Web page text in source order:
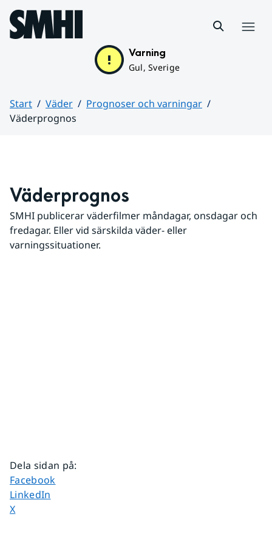
Hoppa till sidans innehåll
Varning
Gul, Sverige
Start Väder
Prognoser och varningar
Väderprognos
Väderprognos
SMHI publicerar väderfilmer måndagar, onsdagar och
fredagar. Eller vid särskilda väder- eller
varningssituationer.
Dela sidan på:
Dela sidan på
Facebook
Dela sidan på
LinkedIn
Dela sidan på
X